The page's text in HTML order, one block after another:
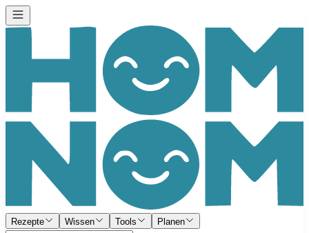
Rezepte Wissen Tools Planen